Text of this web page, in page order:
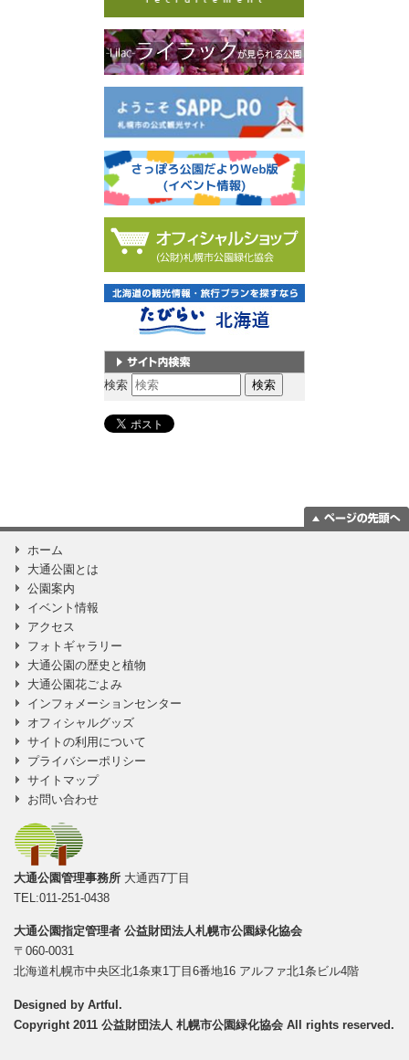
サイト内検索
検索
ホーム
大通公園とは
公園案内
イベント情報
アクセス
フォトギャラリー
大通公園の歴史と植物
大通公園花ごよみ
インフォメーションセンター
オフィシャルグッズ
サイトの利用について
プライバシーポリシー
サイトマップ
お問い合わせ
大通公園管理事務所 大通西7丁目
TEL:011-251-0438
大通公園指定管理者 公益財団法人札幌市公園緑化協会
〒060-0031
北海道札幌市中央区北1条東1丁目6番地16 アルファ北1条ビル4階
Designed by Artful.
Copyright 2011 公益財団法人 札幌市公園緑化協会 All rights reserved.